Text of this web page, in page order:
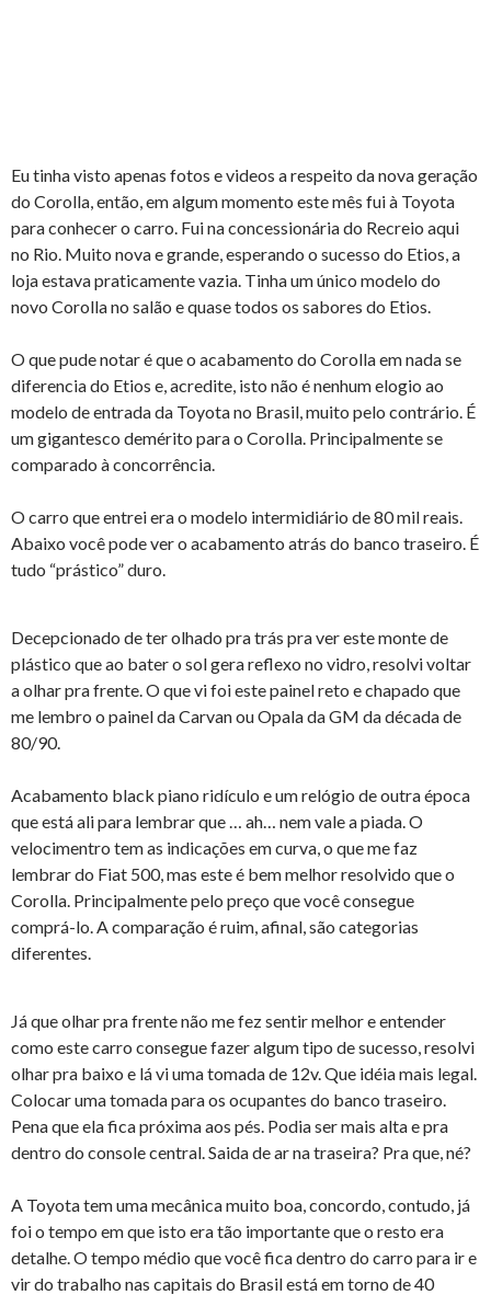
Eu tinha visto apenas fotos e videos a respeito da nova geração
do Corolla, então, em algum momento este mês fui à Toyota
para conhecer o carro. Fui na concessionária do Recreio aqui
no Rio. Muito nova e grande, esperando o sucesso do Etios, a
loja estava praticamente vazia. Tinha um único modelo do
novo Corolla no salão e quase todos os sabores do Etios.
O que pude notar é que o acabamento do Corolla em nada se
diferencia do Etios e, acredite, isto não é nenhum elogio ao
modelo de entrada da Toyota no Brasil, muito pelo contrário. É
um gigantesco demérito para o Corolla. Principalmente se
comparado à concorrência.
O carro que entrei era o modelo intermidiário de 80 mil reais.
Abaixo você pode ver o acabamento atrás do banco traseiro. É
tudo “prástico” duro.
Decepcionado de ter olhado pra trás pra ver este monte de
plástico que ao bater o sol gera reflexo no vidro, resolvi voltar
a olhar pra frente. O que vi foi este painel reto e chapado que
me lembro o painel da Carvan ou Opala da GM da década de
80/90.
Acabamento black piano ridículo e um relógio de outra época
que está ali para lembrar que … ah… nem vale a piada. O
velocimentro tem as indicações em curva, o que me faz
lembrar do Fiat 500, mas este é bem melhor resolvido que o
Corolla. Principalmente pelo preço que você consegue
comprá-lo. A comparação é ruim, afinal, são categorias
diferentes.
Já que olhar pra frente não me fez sentir melhor e entender
como este carro consegue fazer algum tipo de sucesso, resolvi
olhar pra baixo e lá vi uma tomada de 12v. Que idéia mais legal.
Colocar uma tomada para os ocupantes do banco traseiro.
Pena que ela fica próxima aos pés. Podia ser mais alta e pra
dentro do console central. Saida de ar na traseira? Pra que, né?
A Toyota tem uma mecânica muito boa, concordo, contudo, já
foi o tempo em que isto era tão importante que o resto era
detalhe. O tempo médio que você fica dentro do carro para ir e
vir do trabalho nas capitais do Brasil está em torno de 40